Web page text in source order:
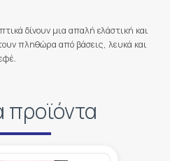
δίνουν μια απαλή ελάστική και
πληθώρα από βάσεις, λευκά και
προϊόντα